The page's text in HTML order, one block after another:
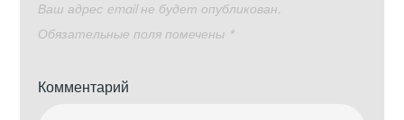
Ваш адрес email не будет опубликован.
Обязательные поля помечены *
Комментарий